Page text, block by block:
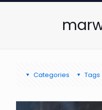
Categories Tags